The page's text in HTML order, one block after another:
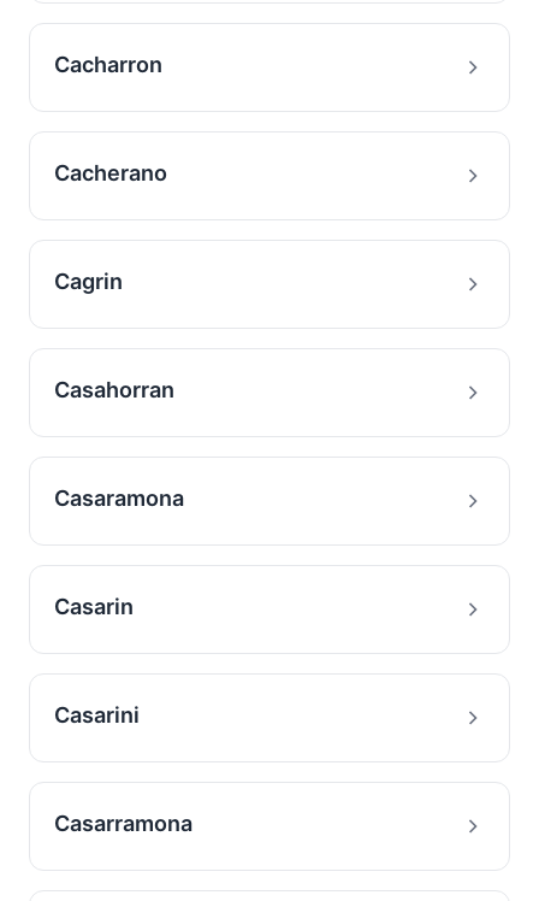
Cacharron
Cacherano
Cagrin
Casahorran
Casaramona
Casarin
Casarini
Casarramona